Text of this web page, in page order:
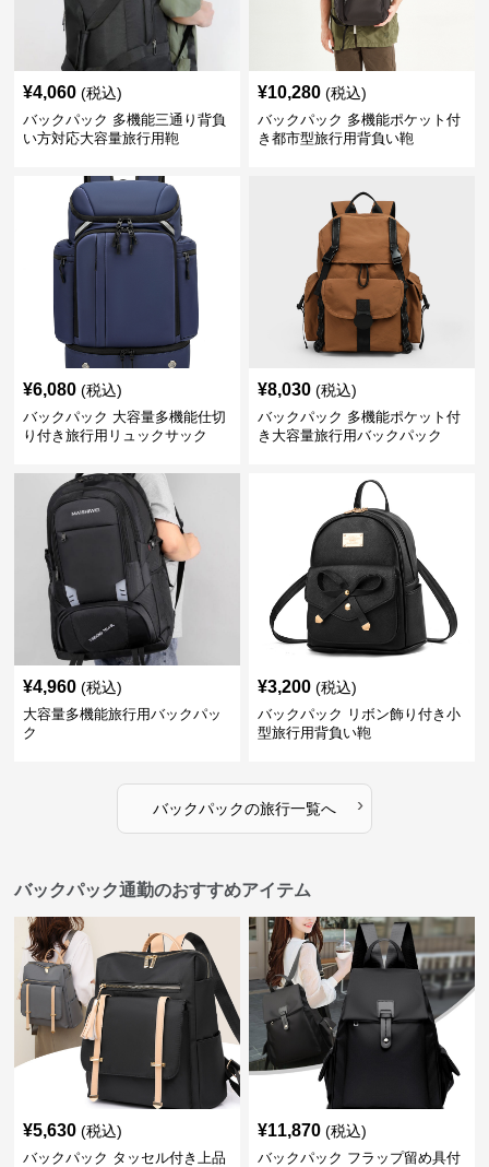
¥4,060 (税込)
バックパック 多機能三通り背負
い方対応大容量旅行用鞄
¥10,280 (税込)
バックパック 多機能ポケット付
き都市型旅行用背負い鞄
¥6,080 (税込)
バックパック 大容量多機能仕切
り付き旅行用リュックサック
¥8,030 (税込)
バックパック 多機能ポケット付
き大容量旅行用バックパック
¥4,960 (税込)
大容量多機能旅行用バックパッ
ク
¥3,200 (税込)
バックパック リボン飾り付き小
型旅行用背負い鞄
バックパックの旅行一覧へ ›
バックパック通勤のおすすめアイテム
¥5,630 (税込)
バックパック タッセル付き上品
¥11,870 (税込)
バックパック フラップ留め具付